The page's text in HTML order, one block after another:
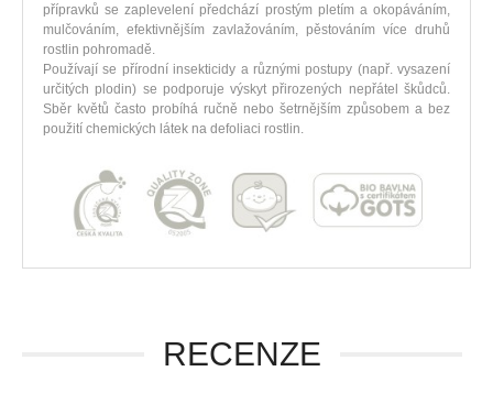
přípravků se zaplevelení předchází prostým pletím a okopáváním,
mulčováním, efektivnějším zavlažováním, pěstováním více druhů
rostlin pohromadě.
Používají se přírodní insekticidy a různými postupy (např. vysazení
určitých plodin) se podporuje výskyt přirozených nepřátel škůdců.
Sběr květů často probíhá ručně nebo šetrnějším způsobem a bez
použití chemických látek na defoliaci rostlin.
RECENZE